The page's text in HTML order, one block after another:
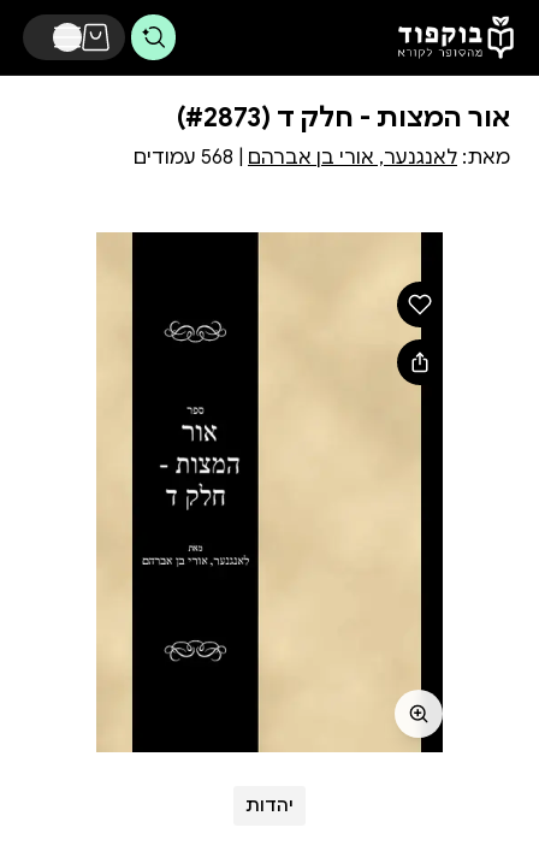
דלג לתוכן הראשי
אור המצות - חלק ד (#2873)
מאת: לאנגנער, אורי בן אברהם
יהדות